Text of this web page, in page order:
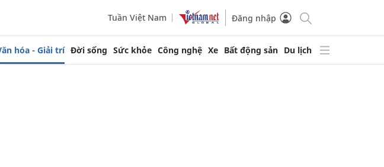
Tuần Việt Nam Đăng nhập
hóa - Giải trí Đời sống Sức khỏe Công nghệ Xe Bất động sản Du lịch